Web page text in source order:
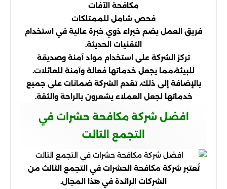
مكافحة الآفات
فحص شامل للممتلكات
فريق العمل يضم خبراء ذوي خبرة عالية في استخدام
التقنيات الحديثة.
تركز الشركة على استخدام مواد آمنة وصديقة
للبيئة،مما يجعل خدماتها فعالة وآمنة للعائلات.
بالإضافة إلى ذلك، تقدم الشركة ضمانات على جميع
خدماتها لجعل العملاء يشعرون بالراحة والثقة.
افضل شركة مكافحة حشرات في
التجمع التالت
تُعتبر شركة مكافحة الحشرات في التجمع الثالث من
الشركات الرائدة في هذا المجال.